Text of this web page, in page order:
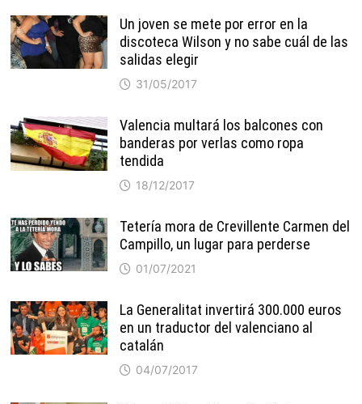
Un joven se mete por error en la
discoteca Wilson y no sabe cuál de las
salidas elegir
31/05/2017
Valencia multará los balcones con
banderas por verlas como ropa
tendida
18/12/2017
Tetería mora de Crevillente Carmen del
Campillo, un lugar para perderse
01/07/2021
La Generalitat invertirá 300.000 euros
en un traductor del valenciano al
catalán
04/07/2017